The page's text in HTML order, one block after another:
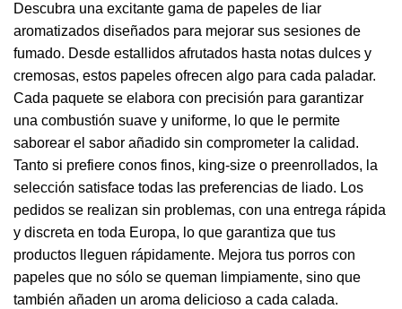
Descubra una excitante gama de papeles de liar
aromatizados diseñados para mejorar sus sesiones de
fumado. Desde estallidos afrutados hasta notas dulces y
cremosas, estos papeles ofrecen algo para cada paladar.
Cada paquete se elabora con precisión para garantizar
una combustión suave y uniforme, lo que le permite
saborear el sabor añadido sin comprometer la calidad.
Tanto si prefiere conos finos, king-size o preenrollados, la
selección satisface todas las preferencias de liado. Los
pedidos se realizan sin problemas, con una entrega rápida
y discreta en toda Europa, lo que garantiza que tus
productos lleguen rápidamente. Mejora tus porros con
papeles que no sólo se queman limpiamente, sino que
también añaden un aroma delicioso a cada calada.